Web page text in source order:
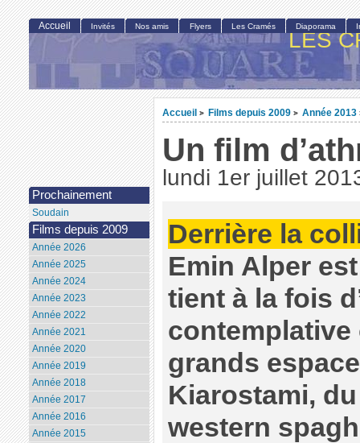
LES
Accueil > Films depuis 2009 > Année 2013
Un film
lundi 1er juillet
Derrière la
Emin Alper
tient à la fois
contemplative
grands
Kiarostami,
western
Accueil Invités Nos amis Flyers Les Cramés Diaporama
Prochainement
Soudain
Films depuis 2009
Année 2026
Année 2025
Année 2024
Année 2023
Année 2022
Année 2021
Année 2020
Année 2019
Année 2018
Année 2017
Année 2016
Année 2015